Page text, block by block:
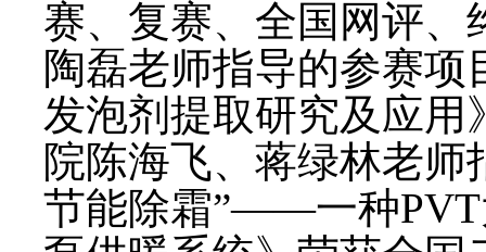
赛、复赛、全国网评、
陶磊老师指导的参赛
发泡剂提取研究及应用
院陈海飞、蒋绿林老师
节能除霜”——一种PVT